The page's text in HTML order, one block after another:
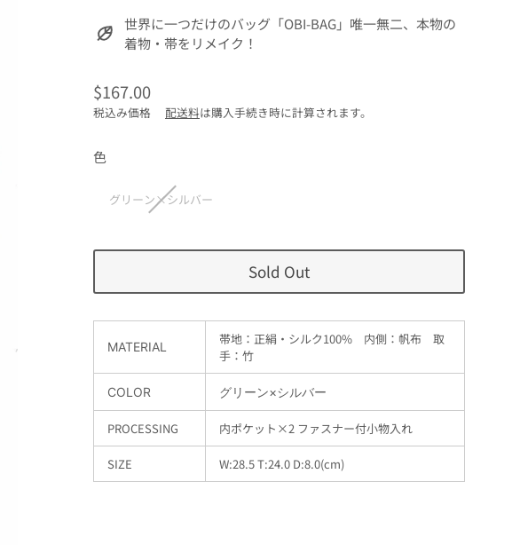
世界に一つだけのバッグ「OBI-BAG」唯一無二、本物の
着物・帯をリメイク！
通
常
格
$167.00
税込み価格 配送料は購入手続き時に計算されます。
色
グリーン×シルバー
Sold Out
MATERIAL
帯地：正絹・シルク100% 内側：帆布 取
手：竹
COLOR グリーン×シルバー
PROCESSING 内ポケット×2 ファスナー付小物入れ
SIZE W:28.5 T:24.0 D:8.0(cm)